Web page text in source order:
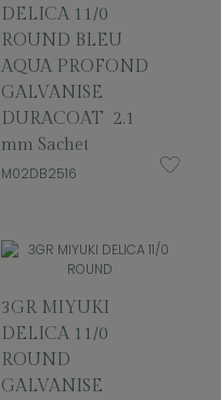
DELICA 11/0
ROUND BLEU
AQUA PROFOND
GALVANISE
DURACOAT 2.1
mm Sachet
M02DB2516
3GR MIYUKI
DELICA 11/0
ROUND
GALVANISE